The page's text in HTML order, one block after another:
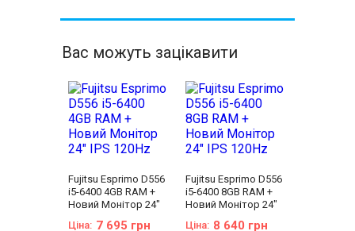
Вас можуть зацікавити
Fujitsu Esprimo D556
i5-6400 4GB RAM +
Новий Монітор 24"
Ціна: 7 695 грн
Fujitsu Esprimo D556
i5-6400 8GB RAM +
Новий Монітор 24"
Ціна: 8 640 грн